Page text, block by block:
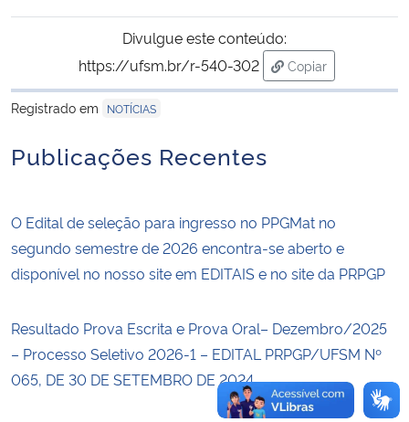
Ministério do Desenvolvimento Regional
Controladoria-Geral da União
Ministério da Mulher, da Família e dos Direitos Humanos
Secretaria-Geral
Gabinete de Segurança Institucional
Banco Central do Brasil
Divulgue este conteúdo:
https://ufsm.br/r-540-302
Copiar
para área de
Registrado em
NOTÍCIAS
Publicações Recentes
O Edital de seleção para ingresso no PPGMat no
segundo semestre de 2026 encontra-se aberto e
disponível no nosso site em EDITAIS e no site da PRPGP
Resultado Prova Escrita e Prova Oral– Dezembro/2025
– Processo Seletivo 2026-1 – EDITAL PRPGP/UFSM Nº
065, DE 30 DE SETEMBRO DE 2024